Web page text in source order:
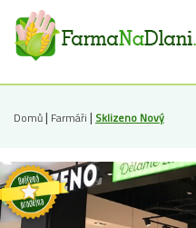
Domů| Farmáři | Sklizeno Nový
Smíchov